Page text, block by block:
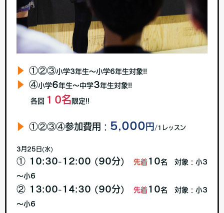
▶︎ ①②③小学3年生〜小学6年生対象!!
▶︎ ④小学6年生〜中学3年生対象!!
各回 １0名 限定!!
▶︎ ①②③④参加費用： 5,000 円 /1レッスン
3月25日(水)
① 10:30-12:00 (90分) 先着 10名 対象：小3
～小6
② 13:00-14:30 (90分) 先着 10名 対象：小3
～小6